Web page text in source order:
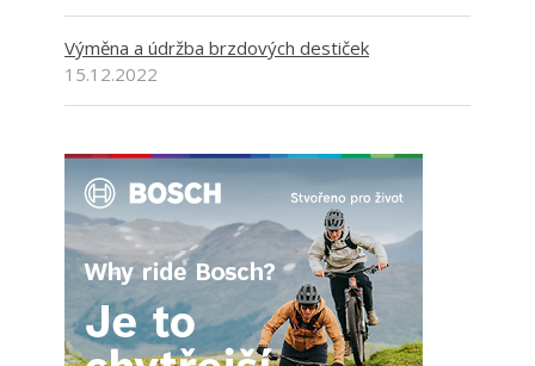
Výměna a údržba brzdových destiček
15.12.2022